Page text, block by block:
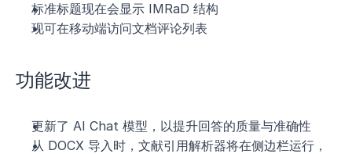
标准标题现在会显示 IMRaD 结构
现可在移动端访问文档评论列表
功能改进
更新了 AI Chat 模型，以提升回答的质量与准确性
从 DOCX 导入时，文献引用解析器将在侧边栏运行，